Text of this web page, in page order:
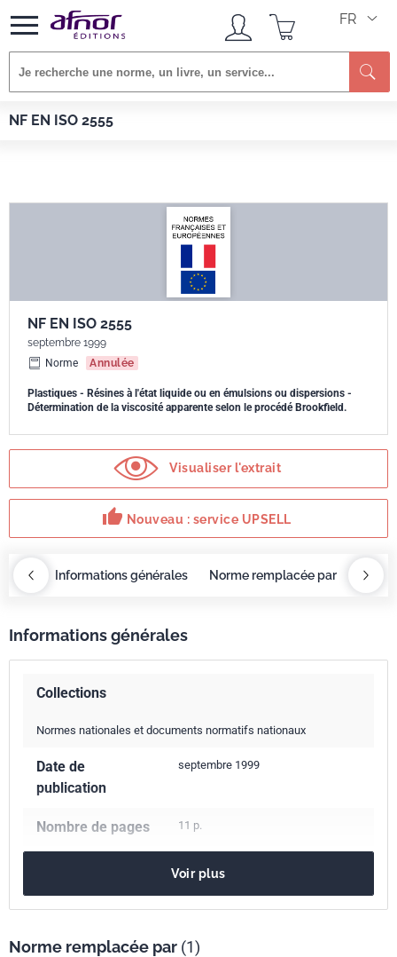
FR
NF EN ISO 2555
Afnor EDITIONS Normes
NF EN ISO 2555
septembre 1999
Norme
Annulée
Plastiques - Résines à l'état liquide ou en émulsions ou dispersions -
Détermination de la viscosité apparente selon le procédé Brookfield.
Visualiser l'extrait
thumb_up Nouveau : service UPSELL
Informations générales Norme remplacée par
Informations générales
Collections
Normes nationales et documents normatifs nationaux
Date de
publication
septembre 1999
Nombre de pages 11 p.
Codes ICS
Numéro de tirage 1 - septembre 1999
Voir plus
Norme remplacée par (1)